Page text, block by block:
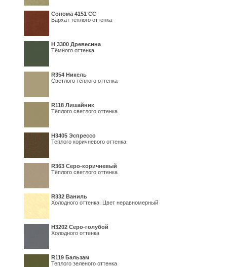
Сонома 4151 СС
Бархат тёплого оттенка
H 3300 Древесина
Тёмного оттенка
R354 Никель
Светлого тёплого оттенка
R118 Лишайник
Тёплого светлого оттенка
Н3405 Эспрессо
Теплого коричневого оттенка
R363 Серо-коричневый
Тёплого светлого оттенка
R332 Ваниль
Холодного оттенка. Цвет неравномерный
Н3202 Серо-голубой
Холодного оттенка
R119 Бальзам
Теплого зеленого оттенка